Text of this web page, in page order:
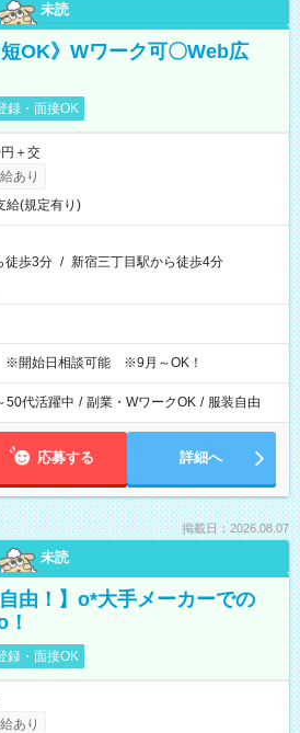
未読
短OK》Wワーク可〇Web広
録・面接OK
＋交
あり
給(規定有り)
徒歩3分 / 新宿三丁目駅から徒歩4分
開始日相談可能 ※9月～OK！
50代活躍中 / 副業・WワークOK / 服装自由
応募する 詳細へ
掲載日：2026.08.07
未読
由！】o*大手メーカーでの
録・面接OK
あり